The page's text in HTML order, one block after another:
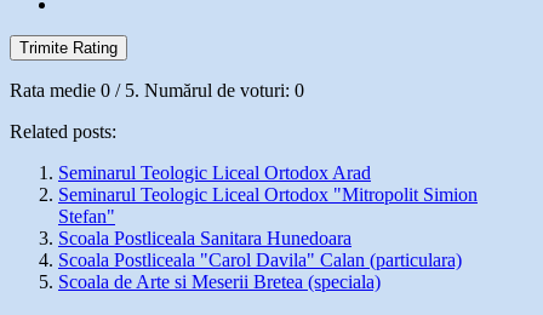
Trimite Rating
Rata medie 0 / 5. Numărul de voturi: 0
Related posts:
Seminarul Teologic Liceal Ortodox Arad
Seminarul Teologic Liceal Ortodox "Mitropolit Simion
Stefan"
Scoala Postliceala Sanitara Hunedoara
Scoala Postliceala "Carol Davila" Calan (particulara)
Scoala de Arte si Meserii Bretea (speciala)